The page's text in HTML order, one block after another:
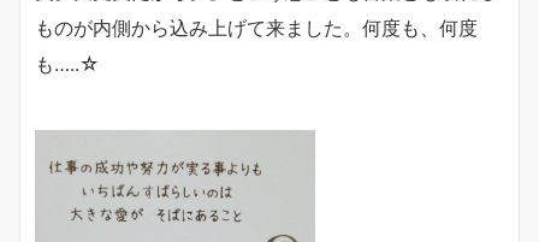
ものが内側から込み上げて来ました。何度も、何度
も…..☆